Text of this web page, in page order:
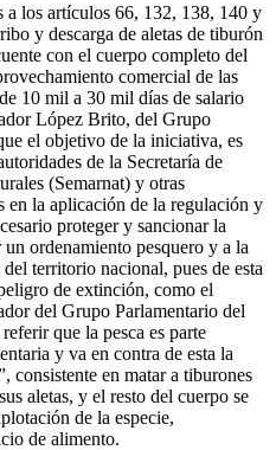
los artículos 66, 132, 138, 140 y
y descarga de aletas de tiburón
con el cuerpo completo del
comercial de las
10 mil a 30 mil días de salario
López Brito, del Grupo
el objetivo de la iniciativa, es
de la Secretaría de
(Semarnat) y otras
en la aplicación de la regulación y
proteger y sancionar la
un ordenamiento pesquero y a la
territorio nacional, pues de esta
de extinción, como el
del Grupo Parlamentario del
que la pesca es parte
y va en contra de esta la
consistente en matar a tiburones
aletas, y el resto del cuerpo se
de la especie,
de alimento.